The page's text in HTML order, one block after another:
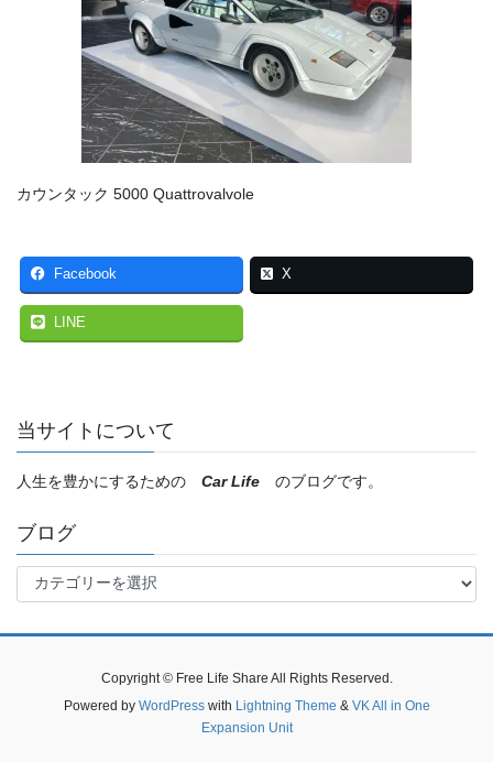
カウンタック 5000 Quattrovalvole
Facebook X
LINE
当サイトについて
人生を豊かにするための Car Life のブログです。
ブログ
ロ
Copyright © Free Life Share All Rights Reserved.
Powered by WordPresswith Lightning Theme & VK All in One
Expansion Unit